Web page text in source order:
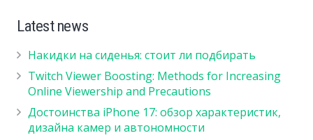
Latest news
Накидки на сиденья: стоит ли подбирать
Twitch Viewer Boosting: Methods for Increasing
Online Viewership and Precautions
Достоинства iPhone 17: обзор характеристик,
дизайна камер и автономности